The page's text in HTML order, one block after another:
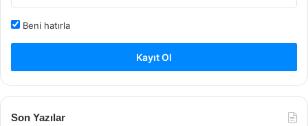
Beni hatırla
Kayıt Ol
Son Yazılar